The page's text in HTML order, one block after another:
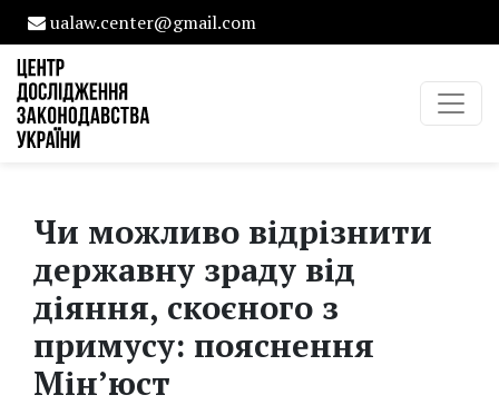
ualaw.center@gmail.com
Чи можливо відрізнити
державну зраду від
діяння, скоєного з
примусу: пояснення
Мін’юст